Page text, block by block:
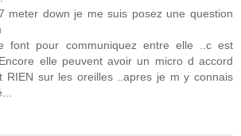
meter down je me suis posez une question
font pour communiquez entre elle ..c est
elle peuvent avoir un micro d accord
RIEN sur les oreilles ..apres je m y connais